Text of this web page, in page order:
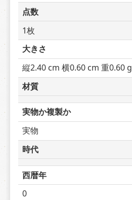
点数
1枚
大きさ
縦2.40 cm 横0.60 cm 重0.60 g
材質
実物か複製か
実物
時代
西暦年
0